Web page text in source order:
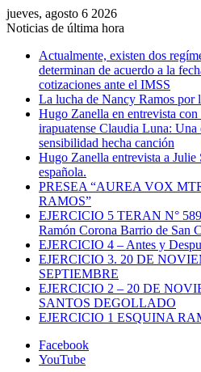
jueves, agosto 6 2026
Noticias de última hora
Actualmente, existen dos
determinan de acuerdo a la
cotizaciones ante el IMSS
La lucha de Nancy Ramos por
Hugo Zanella en entrevista
irapuatense Claudia Luna: Una
sensibilidad hecha canción
Hugo Zanella entrevista a Julie
española.
PRESEA “AUREA VOX
RAMOS”
EJERCICIO 5 TERAN N°
Ramón Corona Barrio de San
EJERCICIO 4 – Antes y
EJERCICIO 3. 20 DE
SEPTIEMBRE
EJERCICIO 2 – 20 DE
SANTOS DEGOLLADO
EJERCICIO 1 ESQUINA
Facebook
YouTube